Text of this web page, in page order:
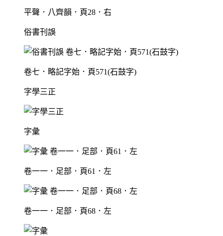
平聲．八齊韻．頁28．右
俗書刊誤
卷七．略記字始．頁571(石鼓字)
字學三正
字彙
卷一一．足部．頁61．左
卷一一．足部．頁68．左